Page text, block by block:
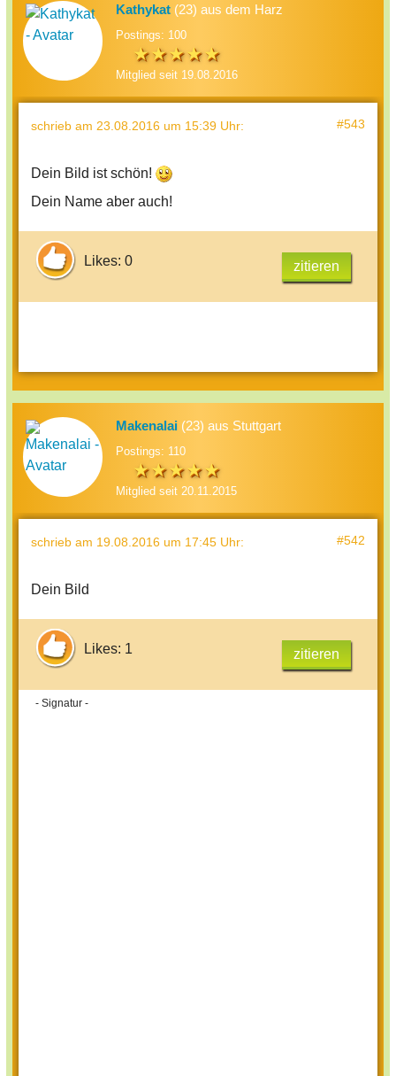
Kathykat (23) aus dem Harz
Postings: 100
Mitglied seit 19.08.2016
schrieb am 23.08.2016 um 15:39 Uhr: #543
Dein Bild ist schön!
Dein Name aber auch!
Likes: 0 zitieren
Makenalai (23) aus Stuttgart
Postings: 110
Mitglied seit 20.11.2015
schrieb am 19.08.2016 um 17:45 Uhr: #542
Dein Bild
Likes: 1 zitieren
- Signatur -